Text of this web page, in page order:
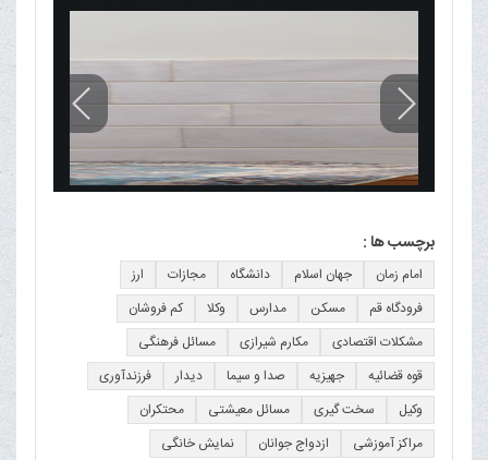
برچسب ها :
امام زمان جهان اسلام دانشگاه مجازات
ارز
فرودگاه قم
مسکن مدارس وکلا
کم فروشان
مشکلات اقتصادی
مکارم شیرازی
مسائل فرهنگی
قوه قضائیه
جهیزیه صدا و سیما دیدار
فرزندآوری
وکیل
سخت گیری مسائل معیشتی
محتکران
مراکز آموزشی
ازدواج جوانان
نمایش خانگی